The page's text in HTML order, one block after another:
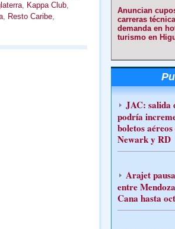
, Kappa Club,
, Resto Caribe,
Anuncian
carreras
demanda en
turismo en
JAC: salida
podría
boletos
Newark y RD
Arajet
entre
Cana hasta